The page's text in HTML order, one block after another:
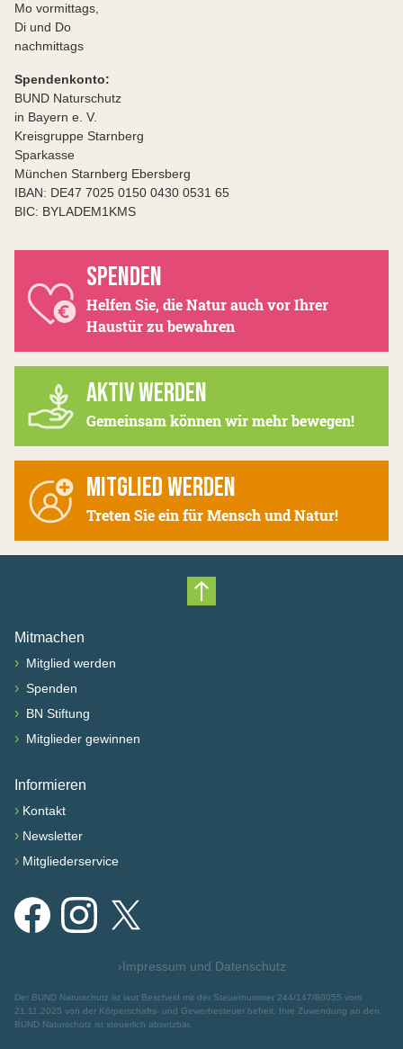
Mo vormittags,
Di und Do
nachmittags
Spendenkonto:
BUND Naturschutz
in Bayern e. V.
Kreisgruppe Starnberg
Sparkasse
München Starnberg Ebersberg
IBAN: DE47 7025 0150 0430 0531 65
BIC: BYLADEM1KMS
SPENDEN
Helfen Sie, die Natur auch vor Ihrer
Haustür zu bewahren
AKTIV WERDEN
Gemeinsam können wir mehr bewegen!
MITGLIED WERDEN
Treten Sie ein für Mensch und Natur!
Nach oben scrollen
Mitmachen
› Mitglied werden
› Spenden
› BN Stiftung
› Mitglieder gewinnen
Informieren
› Kontakt
› Newsletter
› Mitgliederservice
FacebookInstagram
X
›Impressum und Datenschutz
Der BUND Naturschutz ist laut Bescheid mit der Steuernummer 244/147/80055 vom
21.11.2025 von der Körperschafts- und Gewerbesteuer befreit. Ihre Zuwendung an den
BUND Naturschutz ist steuerlich absetzbar.